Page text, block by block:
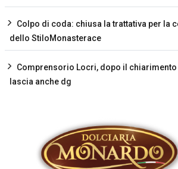
Colpo di coda: chiusa la trattativa per la
dello StiloMonasterace
Comprensorio Locri, dopo il
lascia anche dg